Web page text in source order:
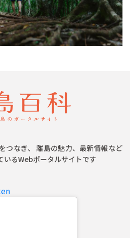
つなぎ、 離島の魅力、最新情報など
いるWebポータルサイトです